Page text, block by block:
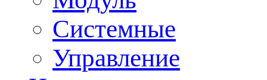
Системные
Управление